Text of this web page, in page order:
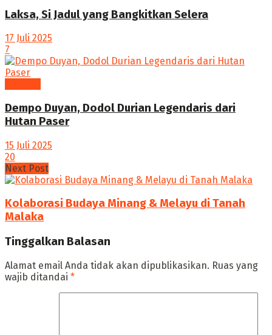
Laksa, Si Jadul yang Bangkitkan Selera
17 Juli 2025
7
Dempo Duyan, Dodol Durian Legendaris dari
Hutan Paser
15 Juli 2025
20
Next Post
Kolaborasi Budaya Minang & Melayu di Tanah
Malaka
Tinggalkan Balasan
Alamat email Anda tidak akan dipublikasikan. Ruas yang
wajib ditandai *